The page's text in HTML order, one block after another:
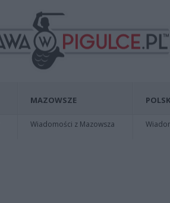
MAZOWSZE
Wiadomości z Mazowsza